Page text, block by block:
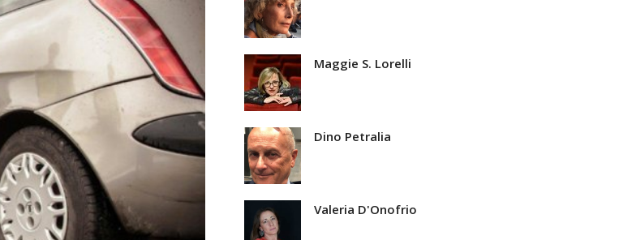
Maggie S. Lorelli
Dino Petralia
Valeria D'Onofrio